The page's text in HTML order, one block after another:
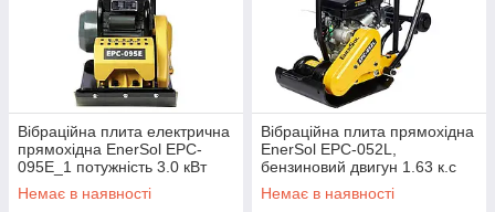
Вібраційна плита електрична
прямохідна EnerSol EPC-
095E_1 потужність 3.0 кВт
вага 95 кг частота вібрації
4200 об/хв
Немає в наявності
Вібраційна плита прямохідна
EnerSol EPC-052L,
бензиновий двигун 1.63 к.с
Немає в наявності